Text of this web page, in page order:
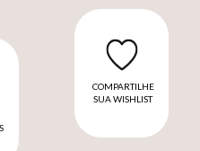
COMPARTILHE
SUA WISHLIST